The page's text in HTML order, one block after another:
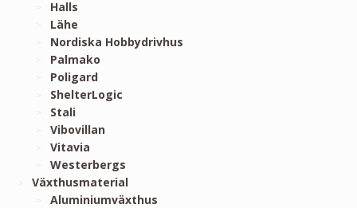
Halls
Lähe
Nordiska Hobbydrivhus
Palmako
Poligard
ShelterLogic
Stali
Vibovillan
Vitavia
Westerbergs
Växthusmaterial
Aluminiumväxthus